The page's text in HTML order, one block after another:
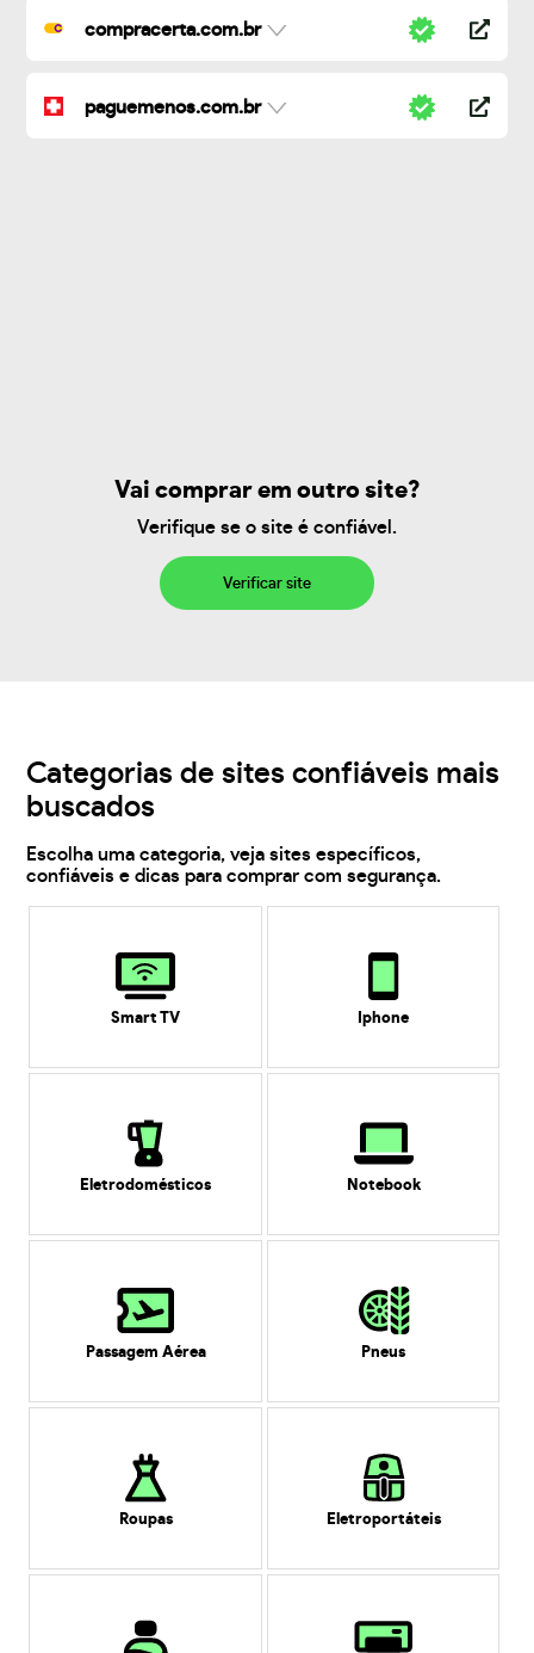
compracerta.com.br
paguemenos.com.br
Vai comprar em outro site?
Verifique se o site é confiável.
Verificar site
Categorias de sites confiáveis mais
buscados
Escolha uma categoria, veja sites específicos,
confiáveis e dicas para comprar com segurança.
Smart TV Iphone
Eletrodomésticos Notebook
Passagem Aérea Pneus
Roupas Eletroportáteis